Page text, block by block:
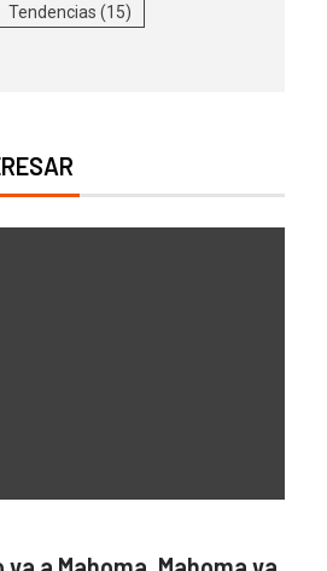
Tendencias (15)